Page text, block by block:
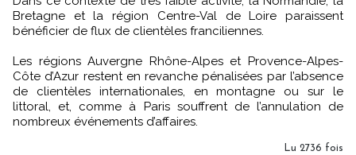
Bretagne et la région Centre-Val de Loire paraissent
bénéficier de flux de clientèles franciliennes.
Les régions Auvergne Rhône-Alpes et Provence-Alpes-
Côte d’Azur restent en revanche pénalisées par l’absence
de clientèles internationales, en montagne ou sur le
littoral, et, comme à Paris souffrent de l’annulation de
nombreux événements d’affaires.
Lu 2736 fois